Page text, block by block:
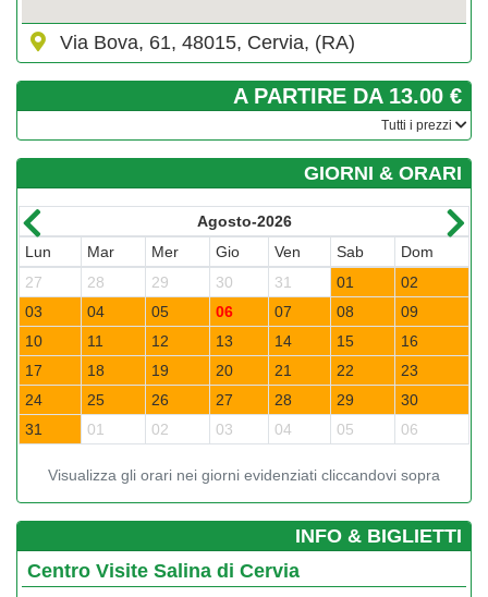
Via Bova, 61, 48015, Cervia, (RA)
A PARTIRE DA 13.00 €
­Tutti i prezzi
GIORNI & ORARI
Agosto-2026
Lun
Mar Mer Gio Ven Sab
Dom
27
28 29 30 31 01
02
03
04 05 06 07 08
09
10
11 12 13 14 15
16
17
18 19 20 21 22
23
24
25 26 27 28 29
30
31
01 02 03 04 05 06
Visualizza gli orari nei giorni evidenziati cliccandovi sopra
­INFO & BIGLIETTI
Centro Visite Salina di Cervia